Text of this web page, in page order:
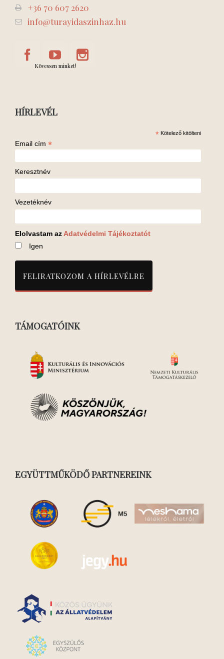
+36 70 607 2620
info@turayidaszinhaz.hu
Kövessen minket!
HÍRLEVÉL
* Kötelező kitölteni
Email cím *
Keresztnév
Vezetéknév
Elolvastam az Adatvédelmi Tájékoztatót
Igen
TÁMOGATÓINK
EGYÜTTMŰKÖDŐ PARTNEREINK